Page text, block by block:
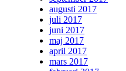
augusti 2017
juli 2017
juni 2017
maj 2017
april 2017
mars 2017